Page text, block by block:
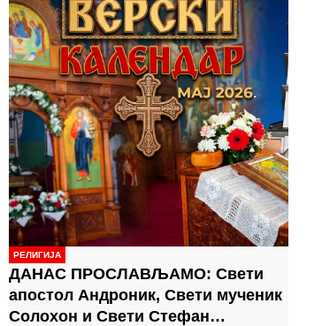
РЕЛИГИЈА
ДАНАС ПРОСЛАВЉАМО: Свети
апостол Андроник, Свети мученик
Солохон и Свети Стефан